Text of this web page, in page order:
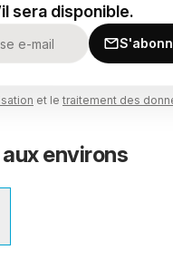
sera disponible.
et le traitement des
environs